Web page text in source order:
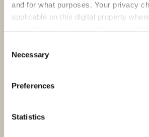
and for what purposes. Your privacy
applicable on this digital property
the Privacy trigger icon.
Find out more about how your
and set your preferences in the
We use cookies to personalise
provide social media features and to
Selection
Necessary
Preferences
Statistics